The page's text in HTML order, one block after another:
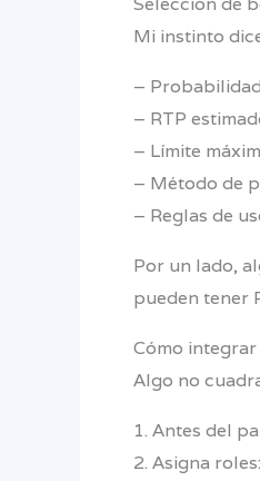
Mi instinto
–
– RTP
– Límite
– Método de
– Reglas de
Por un lado,
pueden tener
Cómo
Algo no
1. Antes del
2. Asigna